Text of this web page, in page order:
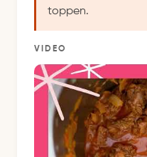
toppen.
VIDEO